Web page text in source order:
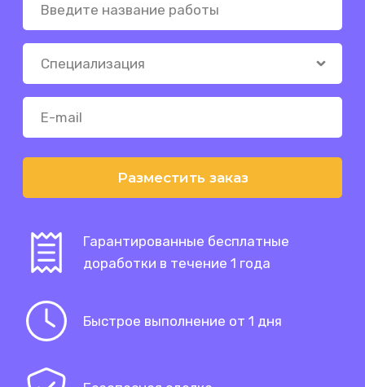
Разместить заказ
Гарантированные бесплатные
доработки в течение 1 года
Быстрое выполнение от 1 дня